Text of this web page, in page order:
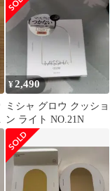
¥2,490
ミシャ グロウ クッショ
ン ライト NO.21N